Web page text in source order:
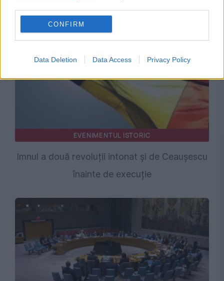
CONFIRM
Data Deletion Data Access Privacy Policy
din Brașov. Mesajul autorităților locale
EVENIMENTUL ISTORIC
Imnul a două revoluții intonat și de Ceaușescu
înainte de execuție